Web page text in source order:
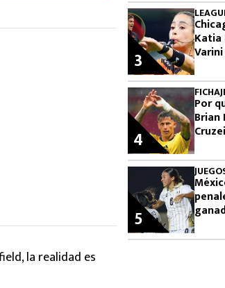
la realidad es
3
Por
Brian
4
5